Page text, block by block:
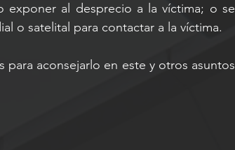
al desprecio a la víctima; o se
o satelital para contactar a la víctima.
para aconsejarlo en este y otros asuntos